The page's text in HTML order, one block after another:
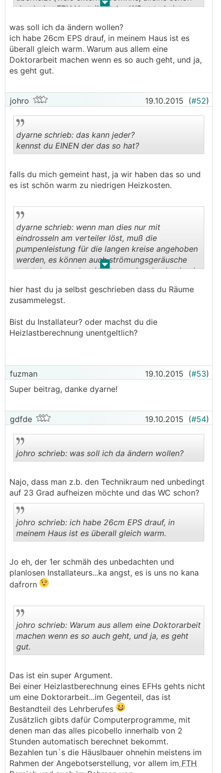
. .
durch denFBHVerteiler), das WC unterheizt
VOrzimmer irgendwo dazwischen ist.
Und man kanns dann nicht mal mehr ändern.
was soll ich da ändern wollen?
ich habe 26cm EPS drauf, in meinem Haus ist es
überall gleich warm. Warum aus allem eine
Doktorarbeit machen wenn es so auch geht, und ja,
es geht gut.
johro 19.10.2015 (#52)
..
dyarne schrieb: das kann jeder?
kennst du EINEN der das so hat?
falls du mich gemeint hast, ja wir haben das so und
es ist schön warm zu niedrigen Heizkosten.
. .
dyarne schrieb: wenn man dies nur mit
eindrosseln am verteiler löst, muß die
pumpenleistung für die langen kreise angehoben
werden, es können auch strömungsgeräusche
entstehen. entgehen kann man dem bsplw durch
hier hast du ja selbst geschrieben dass du Räume
zusammelegst.
Bist du Installateur? oder machst du die
Heizlastberechnung unentgeltlich?
fuzman 19.10.2015 (#53)
Super beitrag, danke dyarne!
gdfde 19.10.2015 (#54)
..
johro schrieb: was soll ich da ändern wollen?
Najo, dass man z.b. den Technikraum ned unbedingt
auf 23 Grad aufheizen möchte und das WC schon?
..
johro schrieb: ich habe 26cm EPS drauf, in
meinem Haus ist es überall gleich warm.
Jo eh, der 1er schmäh des unbedachten und
planlosen Installateurs...ka angst, es is uns no kana
dafrorn
johro schrieb: Warum aus allem eine Doktorarbeit
machen wenn es so auch geht, und ja, es geht
gut.
Das ist ein super Argument.
Bei einer Heizlastberechnung eines EFHs gehts nicht
um eine Doktorarbeit...im Gegenteil, das ist
Bestandteil des Lehrberufes
Zusätzlich gibts dafür Computerprogramme, mit
denen man das alles picobello innerhalb von 2
Stunden automatisch berechnet bekommt.
Bezahlen tun´s die Häuslbauer ohnehin meistens im
Rahmen der Angebotserstellung, vor allem im FTH